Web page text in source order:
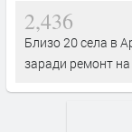
2,436
Близо 20 села в
заради ремонт